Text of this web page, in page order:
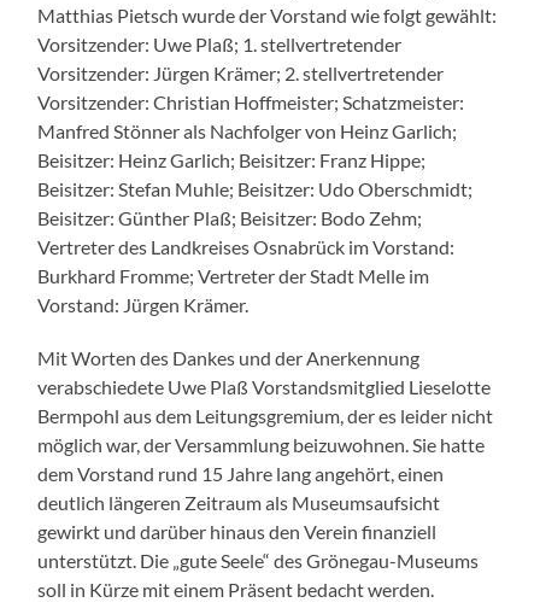
Matthias Pietsch wurde der Vorstand wie folgt gewählt:
Vorsitzender: Uwe Plaß; 1. stellvertretender
Vorsitzender: Jürgen Krämer; 2. stellvertretender
Vorsitzender: Christian Hoffmeister; Schatzmeister:
Manfred Stönner als Nachfolger von Heinz Garlich;
Beisitzer: Heinz Garlich; Beisitzer: Franz Hippe;
Beisitzer: Stefan Muhle; Beisitzer: Udo Oberschmidt;
Beisitzer: Günther Plaß; Beisitzer: Bodo Zehm;
Vertreter des Landkreises Osnabrück im Vorstand:
Burkhard Fromme; Vertreter der Stadt Melle im
Vorstand: Jürgen Krämer.
Mit Worten des Dankes und der Anerkennung
verabschiedete Uwe Plaß Vorstandsmitglied Lieselotte
Bermpohl aus dem Leitungsgremium, der es leider nicht
möglich war, der Versammlung beizuwohnen. Sie hatte
dem Vorstand rund 15 Jahre lang angehört, einen
deutlich längeren Zeitraum als Museumsaufsicht
gewirkt und darüber hinaus den Verein finanziell
unterstützt. Die „gute Seele“ des Grönegau-Museums
soll in Kürze mit einem Präsent bedacht werden.